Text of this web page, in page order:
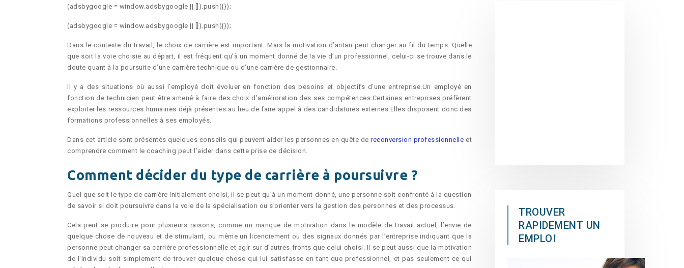
(adsbygoogle = window.adsbygoogle || []).push({});
(adsbygoogle = window.adsbygoogle || []).push({});
Dans le contexte du travail, le choix de carrière est important. Mais la motivation d’antan peut changer au fil du temps. Quelle
que soit la voie choisie au départ, il est fréquent qu’à un moment donné de la vie d’un professionnel, celui-ci se trouve dans le
doute quant à la poursuite d’une carrière technique ou d’une carrière de gestionnaire.
Il y a des situations où aussi l’employé doit évoluer en fonction des besoins et objectifs d’une entreprise.Un employé en
fonction de technicien peut être amené à faire des choix d’amélioration des ses compétences.Certaines entreprises préfèrent
exploiter les ressources humaines déjà présentes au lieu de faire appel à des candidatures externes.Elles disposent donc des
formations professionnelles à ses employés.
Dans cet article sont présentés quelques conseils qui peuvent aider les personnes en quête dereconversion professionnelle et
comprendre comment le coaching peut l’aider dans cette prise de décision.
Comment décider du type de carrière à poursuivre ?
Quel que soit le type de carrière initialement choisi, il se peut qu’à un moment donné, une personne soit confronté à la question
de savoir si doit poursuivre dans la voie de la spécialisation ou s’orienter vers la gestion des personnes et des processus.
Cela peut se produire pour plusieurs raisons, comme un manque de motivation dans le modèle de travail actuel, l’envie de
quelque chose de nouveau et de stimulant, ou même un licenciement ou des signaux donnés par l’entreprise indiquant que la
personne peut changer sa carrière professionnelle et agir sur d’autres fronts que celui choisi. Il se peut aussi que la motivation
de l’individu soit simplement de trouver quelque chose qui lui satisfasse en tant que professionnel, et pas seulement ce qui
TROUVER
RAPIDEMENT UN
EMPLOI